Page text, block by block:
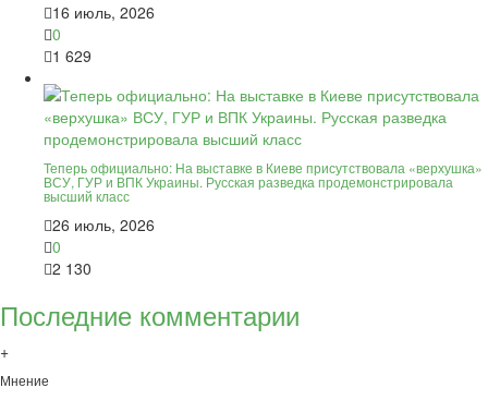
16 июль, 2026
0
1 629
Теперь официально: На выставке в Киеве присутствовала «верхушка»
ВСУ, ГУР и ВПК Украины. Русская разведка продемонстрировала
высший класс
26 июль, 2026
0
2 130
Последние комментарии
+
Мнение